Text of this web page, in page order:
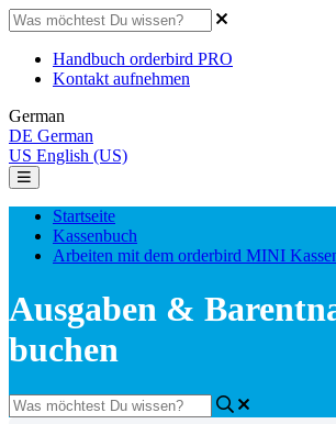
Handbuch orderbird PRO
Kontakt aufnehmen
German
DE German
US English (US)
Startseite
Kassenbuch
Arbeiten mit dem orderbird MINI
Ausgaben &
buchen